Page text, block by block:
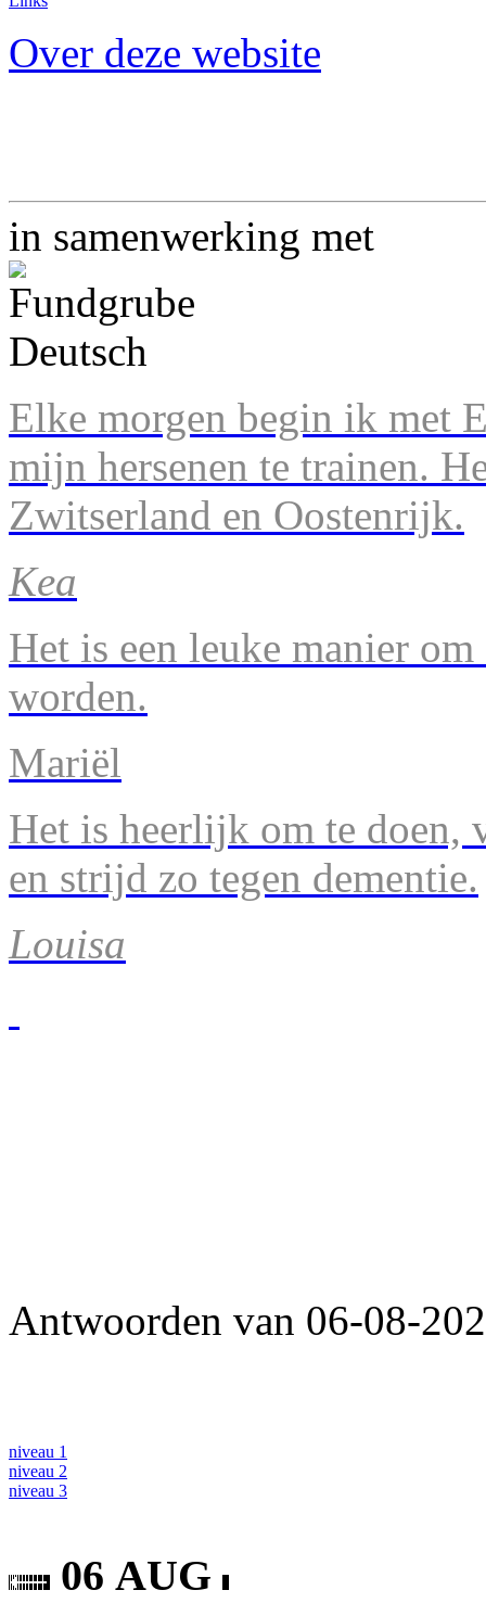
Over deze website
in samenwerking met
Elke morgen begin ik met
mijn hersenen te trainen.
Zwitserland en Oostenrijk.
Kea
Het is een leuke manier
worden.
Mariël
Het is heerlijk om te doen,
en strijd zo tegen dementie.
Louisa
Antwoorden van 06-08-
niveau 1
niveau 2
niveau 3
06 AUG